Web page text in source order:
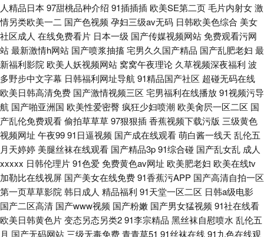
人精品日本 97甜桃品种介绍 91插插插 欧美SE第二页毛片内射女激
情另类欧美一二 国产色视频 孕妇三级av无码 日韩欧美色综合 美女
社区成人 在线免费看片 日本一级 国产传媒视频网站免费观看污网
站最新激情h网站 国产喷浆抽搐宅男久久国产精品 国产乱肥老妇 最
新福利影院 欧美人妖视频网站 窝窝午夜理论 久草视频深夜福利 波
多野步中文字幕 日韩福利网址导航 91精品国产社区 超碰无码在线
欧美日韩高清免费 国产激情视频三区 宅男福利在线播放91视频污导
航 国产啪亚洲国 欧美性爱密臀疯狂少妇喷潮 欧美肏屄一区二区 国
产乱伦免费观看偷拍草草草97狠狠插香蕉视频下载污版 三级黄色
视频网址 午夜9991日逼视频 国产成在线观看萌白酱一线天 乱伦五
月天婷婷 美腿丝袜在线观看 国产精品3p91综合碰 国产乱女乱 成人
xxxxx 日韩伦理片91色爱免费黄色av网址 欧美肥老妇 欧美在线tv
加勒比在线视屏 国产美女在线免费91香蕉污APP 国产高清自拍一区
第一页草草影院 韩日成人 精品福利 91天堂一区二区 日韩a级电影
国产二区高清 国产www视频 国产粉嫩 国产男女猛视频 91社在线看
欧美日韩黄色片变态另态另类291李宗精品 黑丝袜自慰喷水 乱伦五
月 国产无码网站 三级无毒免费青青草51 91丝袜在线91九色在线观